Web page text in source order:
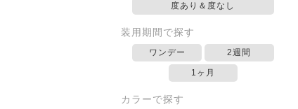
度あり＆度なし
装用期間で探す
ワンデー 2週間
1ヶ月
カラーで探す